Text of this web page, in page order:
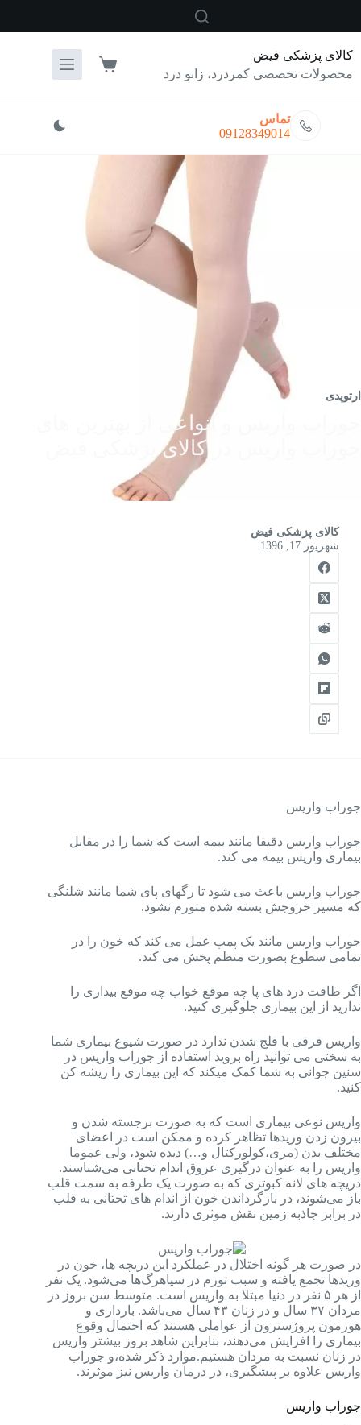
کالای پزشکی فیض
محصولات تخصصی کمردرد، زانو درد
سبد
تماس
09128349014
ارتوپدی
جوراب واریس و انواعی از بهترین های
جوراب واریس در کالای پزشکی فیض
کالای پزشکی فیض
شهریور 17, 1396
جوراب واریس
جوراب واریس دقیقا مانند بیمه است که شما را در مقابل
بیماری واریس بیمه می کند.
جوراب واریس باعث می شود تا رگهای پای شما مانند شلنگی
که مسیر خروجش بسته شده متورم نشود.
جوراب واریس مانند یک پمپ عمل می کند که خون را در
تمامی سطوع بصورت منظم پخش می کند.
اگر طاقت درد های پا چه موقع خواب چه موقع بیداری را
ندارید از این بیماری جلوگیری کنید.
واریس فرقی با فلج شدن ندارد در صورت شیوع بیماری شما
به سختی می توانید راه بروید استفاده از جوراب واریس در
سنین جوانی به شما کمک میکند که این بیماری را ریشه کن
کنید.
واریس نوعی بیماری است که به صورت برجسته شدن و
بیرون زدن وریدها تظاهر کرده و ممکن است در اعضای
مختلف بدن (مری،کولورکتال و…) دیده شود، ولی عموما
واریس را به عنوان درگیری عروق اندام تحتانی می‌شناسند.
دریچه‌ های لانه کبوتری که به صورت یک طرفه به سمت قلب
باز می‌شوند، در بازگرداندن خون از اندام ‌های تحتانی به قلب
در برابر جاذبه زمین نقش موثری دارند.
در صورت هر گونه اختلال در عملکرد این دریچه ‌ها، خون در
وریدها تجمع یافته و سبب تورم در سیاهرگ‌ها می‌شود. یک نفر
از هر ۵ نفر در دنیا مبتلا به واریس است. متوسط سن بروز در
مردان ۳۷ سال و در زنان ۴۳ سال می‌باشد. بارداری و
هورمون پروژسترون از عواملی هستند که احتمال وقوع
بیماری را افزایش می‌دهند، بنابراین شاهد بروز بیشتر واریس
در زنان نسبت به مردان هستیم.موارد ذکر شده،و جوراب
واریس علاوه بر پیشگیری، در درمان واریس نیز موثرند.
جوراب واریس